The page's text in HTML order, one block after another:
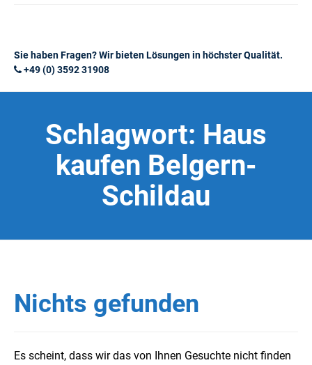
Sie haben Fragen? Wir bieten Lösungen in höchster Qualität.
+49 (0) 3592 31908
Schlagwort: Haus
kaufen Belgern-
Schildau
Nichts gefunden
Es scheint, dass wir das von Ihnen Gesuchte nicht finden